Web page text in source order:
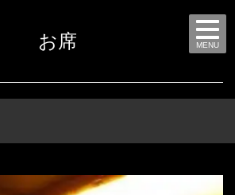
MENU
お席